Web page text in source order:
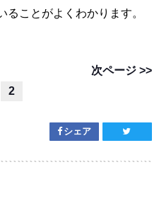
ることがよくわかります。
次ページ >>
2
シェア